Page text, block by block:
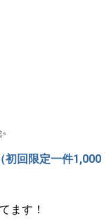
初回限定一件1,000
ます！